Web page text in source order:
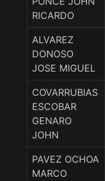
RICARDO
ALVAREZ
DONOSO
JOSE MIGUEL
COVARRUBIAS
ESCOBAR
GENARO
JOHN
PAVEZ OCHOA
MARCO